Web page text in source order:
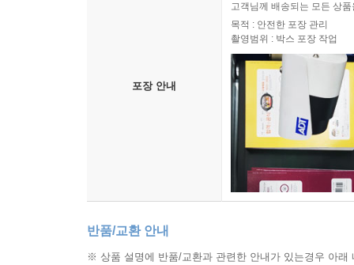
포장 안내
고객님께 배송되는 모든 상
목적 : 안전한 포장 관리
촬영범위 : 박스 포장 작업
반품/교환 안내
※ 상품 설명에 반품/교환과 관련한 안내가 있는경우 아